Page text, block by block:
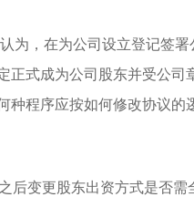
为，在为公司设立登记签
正式成为公司股东并受公司
种程序应按如何修改协议的
后变更股东出资方式是否需